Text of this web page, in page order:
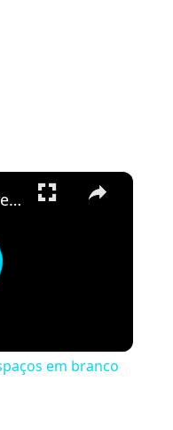
×
Como faço para remover espaços em branco de strings em Python?
em branco